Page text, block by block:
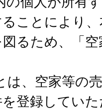
ことにより
るため、「
は、空家等の
登録してい